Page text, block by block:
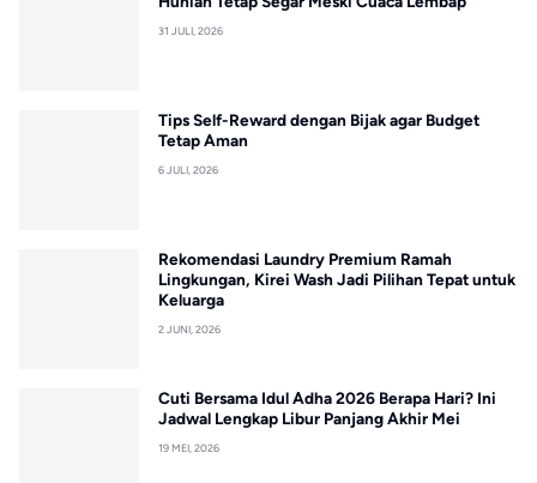
31 JULI, 2026
Tips Self-Reward dengan Bijak agar Budget
Tetap Aman
6 JULI, 2026
Rekomendasi Laundry Premium Ramah
Lingkungan, Kirei Wash Jadi Pilihan Tepat untuk
Keluarga
2 JUNI, 2026
Cuti Bersama Idul Adha 2026 Berapa Hari? Ini
Jadwal Lengkap Libur Panjang Akhir Mei
19 MEI, 2026